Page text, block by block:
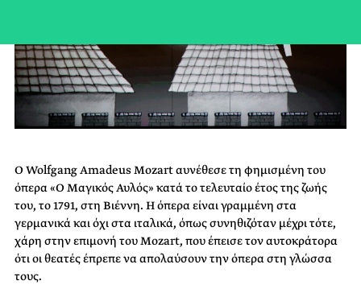
Ο Wolfgang Amadeus Mozart αυνέθεσε τη φημισμένη του
όπερα «Ο Μαγικός Αυλός» κατά το τελευταίο έτος της ζωής
του, το 1791, στη Βιέννη. Η όπερα είναι γραμμένη στα
γερμανικά και όχι στα ιταλικά, όπως συνηθιζόταν μέχρι τότε,
χάρη στην επιμονή του Mozart, που έπεισε τον αυτοκράτορα
ότι οι θεατές έπρεπε να απολαύσουν την όπερα στη γλώσσα
τους.